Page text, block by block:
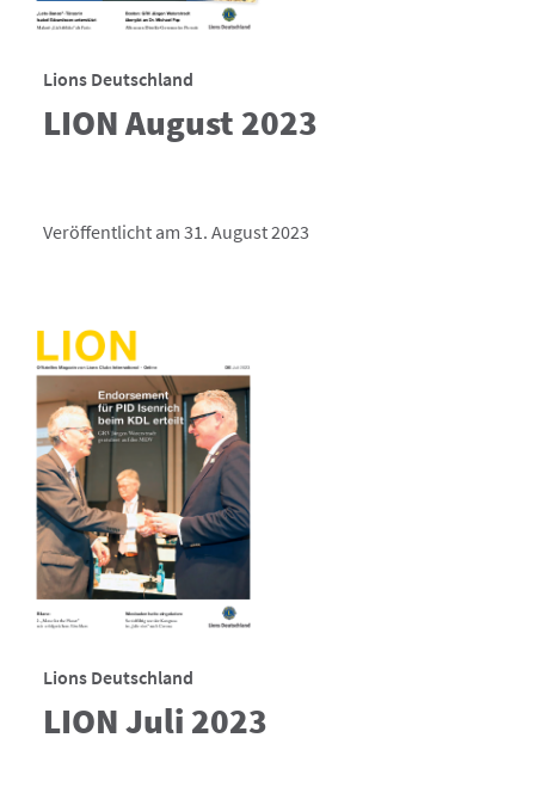
Lions Deutschland
LION August 2023
Veröffentlicht am 31. August 2023
Lions Deutschland
LION Juli 2023